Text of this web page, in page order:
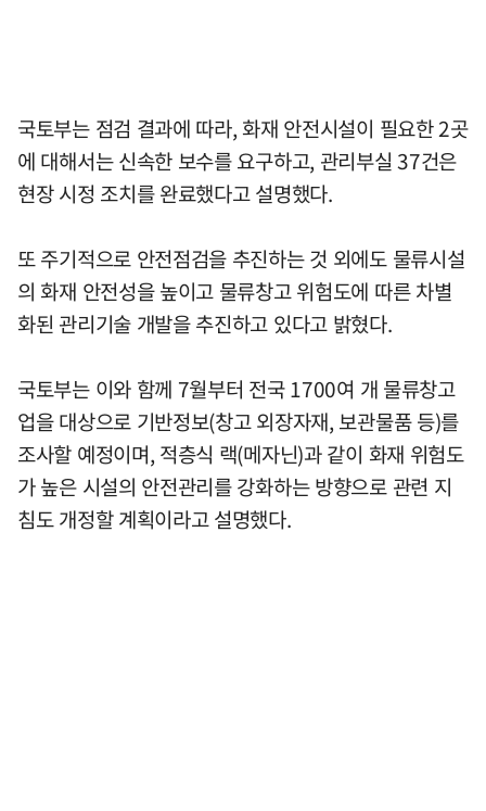
국토부는 점검 결과에 따라, 화재 안전시설이 필요한 2곳
에 대해서는 신속한 보수를 요구하고, 관리부실 37건은
현장 시정 조치를 완료했다고 설명했다.
또 주기적으로 안전점검을 추진하는 것 외에도 물류시설
의 화재 안전성을 높이고 물류창고 위험도에 따른 차별
화된 관리기술 개발을 추진하고 있다고 밝혔다.
국토부는 이와 함께 7월부터 전국 1700여 개 물류창고
업을 대상으로 기반정보(창고 외장자재, 보관물품 등)를
조사할 예정이며, 적층식 랙(메자닌)과 같이 화재 위험도
가 높은 시설의 안전관리를 강화하는 방향으로 관련 지
침도 개정할 계획이라고 설명했다.